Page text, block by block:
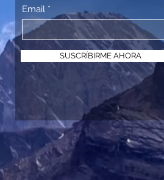
Email
SUSCRÍBIRME AHORA